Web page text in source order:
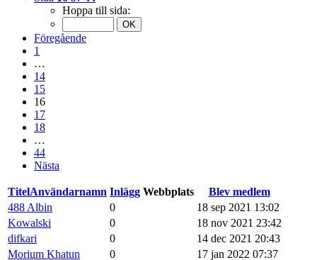
Hoppa till sida:
Föregående
1
…
14
15
16
17
18
…
44
Nästa
TitelAnvändarnamn Inlägg Webbplats
Blev medlem
488 Albin
0
18 sep 2021 13:02
Kowalski
0
18 nov 2021 23:42
difkari
0
14 dec 2021 20:43
Morium Khatun
0
17 jan 2022 07:37